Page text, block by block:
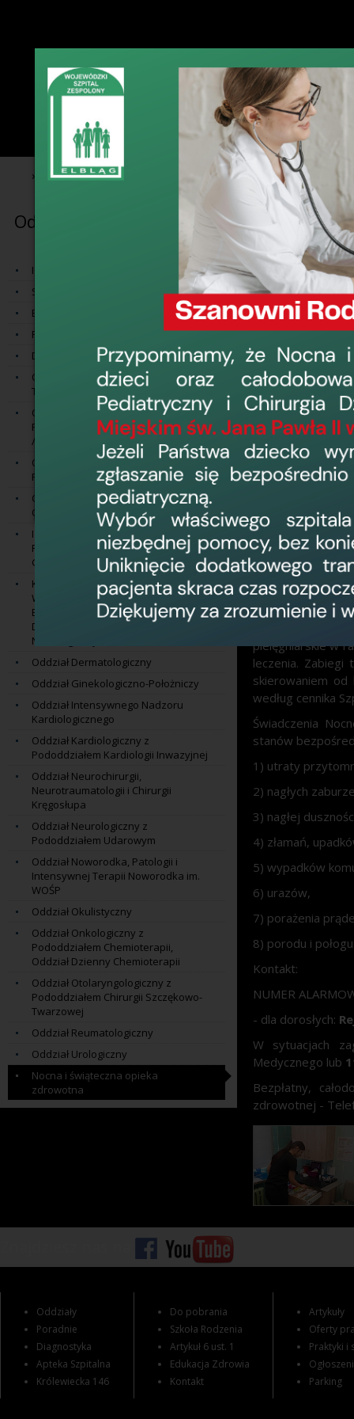
› Oddziały › Nocna i świąteczna opieka zdrowotna
Oddziały
Izba Przyjęć
Szpitalny Oddział Ratunkowy
Blok Operacyjny
Położniczy Obszar Konsultacyjny
Dział Ratownictwa Medycznego
Oddział Anestezjologii i Intensywnej
Terapii
Oddział Chirurgii Ogólnej z
Pododdziałem Chirurgii Naczyniowej
/ Pododdział Chirurgii Naczyniowej
Oddział Chirurgii Onkologicznej z
Pododdziałem Chirurgii Piersi
Oddział Chirurgii Urazowo -
Ortopedycznej
I Oddział Chorób Wewnętrznych z
Pododdziałem
Gastroenterologicznym
Kliniczny II Oddział Chorób
Wewnętrznych z Pododdziałem
Endokrynologicznym, Pododdziałem
Diabetologicznym i Pododdziałem
Nefrologicznym
Oddział Dermatologiczny
Oddział Ginekologiczno-Położniczy
Oddział Intensywnego Nadzoru
Kardiologicznego
Oddział Kardiologiczny z
Pododdziałem Kardiologii Inwazyjnej
Oddział Neurochirurgii,
Neurotraumatologii i Chirurgii
Kręgosłupa
Oddział Neurologiczny z
Pododdziałem Udarowym
Oddział Noworodka, Patologii i
Intensywnej Terapii Noworodka im.
WOŚP
Oddział Okulistyczny
Oddział Onkologiczny z
Pododdziałem Chemioterapii,
Oddział Dzienny Chemioterapii
Oddział Otolaryngologiczny z
Pododdziałem Chirurgii Szczękowo-
Twarzowej
Oddział Reumatologiczny
Oddział Urologiczny
Nocna i świąteczna opieka
zdrowotna
Nocna i
Nocna i
zdrowotnej
następnego oraz
Na terenie
realizuje
Z opieki
można
1) gdy nie ma
uszczerbkiem na
2) zastosowane
poprawy,
wpłynąć na stan
Osoby
pogorszenia
Nasz obszar
Milejewo,
pielęgniarskie w
leczenia.
skierowaniem od
według cennika
Świadczenia
stanów
1) utraty
2) nagłych
3) nagłej
4) złamań,
5) wypadków
6) urazów,
7) porażenia
8) porodu i
Kontakt:
NUMER
- dla dorosłych:
W sytuacjach
Medycznego lub
Bezpłatny,
zdrowotnej -
Oddziały
Poradnie
Diagnostyka
Apteka Szpitalna
Królewiecka 146
Do pobrania
Szkoła Rodzenia
Artykuł 6 ust. 1
Edukacja Zdrowia
Kontakt
Artykuły
Oferty
Praktyki i
Parking